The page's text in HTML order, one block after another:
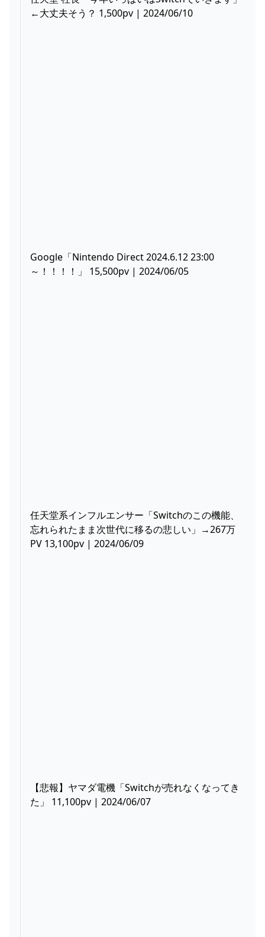
←大丈夫そう？ 1,500pv | 2024/06/10
Google「Nintendo Direct 2024.6.12 23:00
～！！！！」 15,500pv | 2024/06/05
任天堂系インフルエンサー「Switchのこの機能、
忘れられたまま次世代に移るの悲しい」→267万
PV 13,100pv | 2024/06/09
【悲報】ヤマダ電機「Switchが売れなくなってき
た」 11,100pv | 2024/06/07